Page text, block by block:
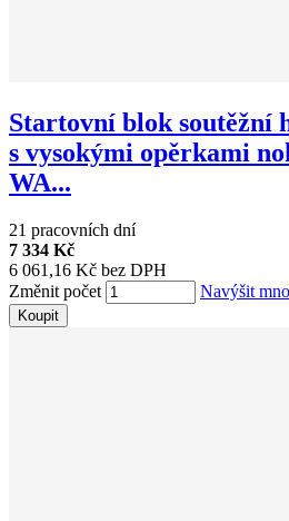
Startovní blok soutěžní
s vysokými opěrkami
WA...
21 pracovních dní
7 334 Kč
6 061,16 Kč bez DPH
Změnit počet
Navýšit
Koupit